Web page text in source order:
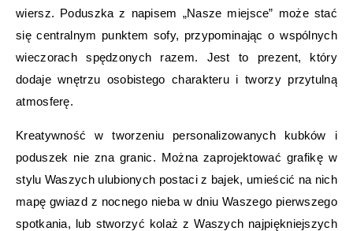
wiersz. Poduszka z napisem „Nasze miejsce” może stać
się centralnym punktem sofy, przypominając o wspólnych
wieczorach spędzonych razem. Jest to prezent, który
dodaje wnętrzu osobistego charakteru i tworzy przytulną
atmosferę.
Kreatywność w tworzeniu personalizowanych kubków i
poduszek nie zna granic. Można zaprojektować grafikę w
stylu Waszych ulubionych postaci z bajek, umieścić na nich
mapę gwiazd z nocnego nieba w dniu Waszego pierwszego
spotkania, lub stworzyć kolaż z Waszych najpiękniejszych